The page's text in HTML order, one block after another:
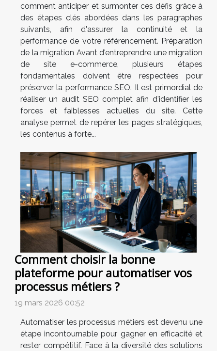
comment anticiper et surmonter ces défis grâce à
des étapes clés abordées dans les paragraphes
suivants, afin d'assurer la continuité et la
performance de votre référencement. Préparation
de la migration Avant d'entreprendre une migration
de site e-commerce, plusieurs étapes
fondamentales doivent être respectées pour
préserver la performance SEO. Il est primordial de
réaliser un audit SEO complet afin d'identifier les
forces et faiblesses actuelles du site. Cette
analyse permet de repérer les pages stratégiques,
les contenus à forte...
Comment choisir la bonne
plateforme pour automatiser vos
processus métiers ?
19 mars 2026 00:52
Automatiser les processus métiers est devenu une
étape incontournable pour gagner en efficacité et
rester compétitif. Face à la diversité des solutions